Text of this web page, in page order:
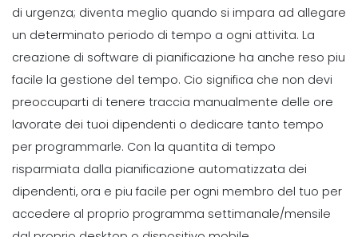
di urgenza; diventa meglio quando si impara ad allegare
un determinato periodo di tempo a ogni attivita. La
creazione di software di pianificazione ha anche reso piu
facile la gestione del tempo. Cio significa che non devi
preoccuparti di tenere traccia manualmente delle ore
lavorate dei tuoi dipendenti o dedicare tanto tempo
per programmarle. Con la quantita di tempo
risparmiata dalla pianificazione automatizzata dei
dipendenti, ora e piu facile per ogni membro del tuo per
accedere al proprio programma settimanale/mensile